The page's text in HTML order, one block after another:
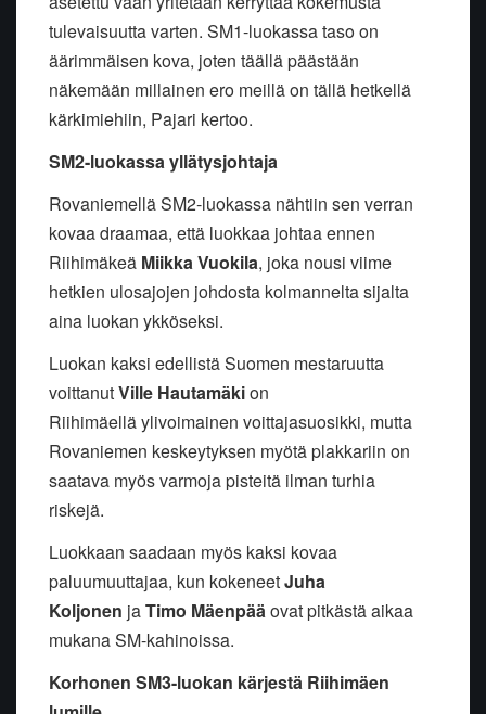
tulevaisuutta varten. SM1-luokassa taso on
äärimmäisen kova, joten täällä päästään
näkemään millainen ero meillä on tällä hetkellä
kärkimiehiin, Pajari kertoo.
SM2-luokassa yllätysjohtaja
Rovaniemellä SM2-luokassa nähtiin sen verran
kovaa draamaa, että luokkaa johtaa ennen
Riihimäkeä Miikka Vuokila, joka nousi viime
hetkien ulosajojen johdosta kolmannelta sijalta
aina luokan ykköseksi.
Luokan kaksi edellistä Suomen mestaruutta
voittanutVille Hautamäkion
Riihimäellä ylivoimainen voittajasuosikki, mutta
Rovaniemen keskeytyksen myötä plakkariin on
saatava myös varmoja pisteitä ilman turhia
riskejä.
Luokkaan saadaan myös kaksi kovaa
paluumuuttajaa, kun kokeneetJuha
Koljonen jaTimo Mäenpääovat pitkästä aikaa
mukana SM-kahinoissa.
Korhonen SM3-luokan kärjestä Riihimäen